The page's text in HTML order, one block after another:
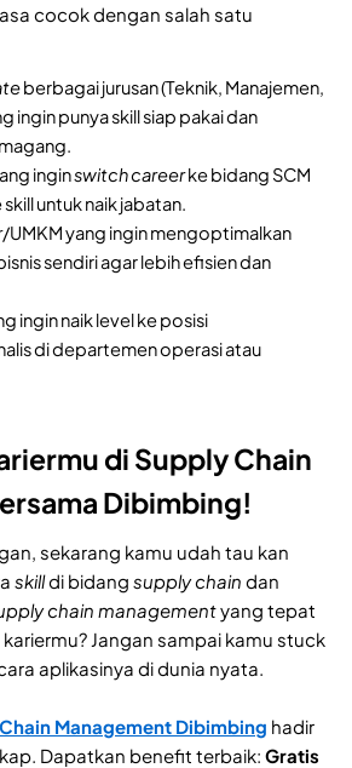
cocok dengan salah satu
berbagai jurusan (Teknik, Manajemen,
ingin punya skill siap pakai dan
inginswitch careerke bidang SCM
untuk naik jabatan.
/UMKM yang ingin mengoptimalkan
sendiri agar lebih efisien dan
ingin naik level ke posisi
di departemen operasi atau
di Supply Chain
Dibimbing!
sekarang kamu udah tau kan
skilldi bidang supplychain dan
chain managementyang tepat
Jangan sampai kamu stuck
aplikasinya di dunia nyata.
Management Dibimbing hadir
Dapatkan benefit terbaik: Gratis